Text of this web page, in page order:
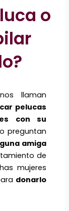
o
llaman
pelucas
con su
preguntan
amiga
de
mujeres
donarlo